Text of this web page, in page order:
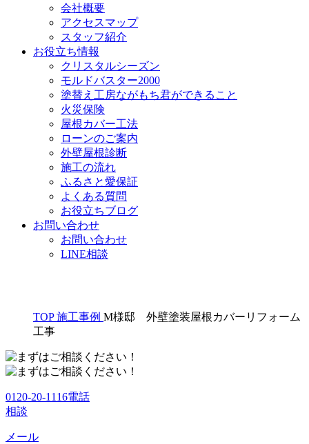
会社概要
アクセスマップ
スタッフ紹介
お役立ち情報
クリスタルシーズン
モルドバスター2000
塗替え工房ながもち君ができること
火災保険
屋根カバー工法
ローンのご案内
外壁屋根診断
施工の流れ
ふるさと愛保証
よくある質問
お役立ちブログ
お問い合わせ
お問い合わせ
LINE相談
TOP 施工事例 M様邸 外壁塗装屋根カバーリフォーム
工事
0120-20-1116電話
相談
メール